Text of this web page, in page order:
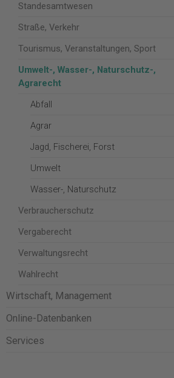
Standesamtwesen
Straße, Verkehr
Tourismus, Veranstaltungen, Sport
Umwelt-, Wasser-, Naturschutz-,
Agrarecht
Abfall
Agrar
Jagd, Fischerei, Forst
Umwelt
Wasser-, Naturschutz
Verbraucherschutz
Vergaberecht
Verwaltungsrecht
Wahlrecht
Wirtschaft, Management
Online-Datenbanken
Services